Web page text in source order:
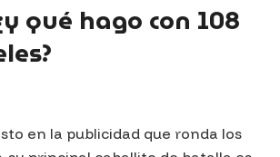
qué hago con 108
en la publicidad que ronda los